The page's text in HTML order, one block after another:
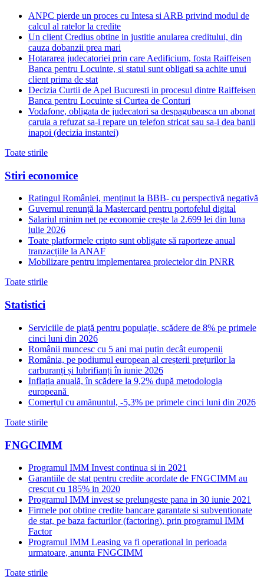
ANPC pierde un proces cu Intesa si ARB privind modul de
calcul al ratelor la credite
Un client Credius obtine in justitie anularea creditului, din
cauza dobanzii prea mari
Hotararea judecatoriei prin care Aedificium, fosta Raiffeisen
Banca pentru Locuinte, si statul sunt obligati sa achite unui
client prima de stat
Decizia Curtii de Apel Bucuresti in procesul dintre Raiffeisen
Banca pentru Locuinte si Curtea de Conturi
Vodafone, obligata de judecatori sa despagubeasca un abonat
caruia a refuzat sa-i repare un telefon stricat sau sa-i dea banii
inapoi (decizia instantei)
Toate stirile
Stiri economice
Ratingul României, menținut la BBB- cu perspectivă negativă
Guvernul renunță la Mastercard pentru portofelul digital
Salariul minim net pe economie crește la 2.699 lei din luna
iulie 2026
Toate platformele cripto sunt obligate să raporteze anual
tranzacțiile la ANAF
Mobilizare pentru implementarea proiectelor din PNRR
Toate stirile
Statistici
Serviciile de piață pentru populație, scădere de 8% pe primele
cinci luni din 2026
Românii muncesc cu 5 ani mai puțin decât europenii
România, pe podiumul european al creșterii prețurilor la
carburanți și lubrifianți în iunie 2026
Inflația anuală, în scădere la 9,2% după metodologia
europeană
Comerțul cu amănuntul, -5,3% pe primele cinci luni din 2026
Toate stirile
FNGCIMM
Programul IMM Invest continua si in 2021
Garantiile de stat pentru credite acordate de FNGCIMM au
crescut cu 185% in 2020
Programul IMM invest se prelungeste pana in 30 iunie 2021
Firmele pot obtine credite bancare garantate si subventionate
de stat, pe baza facturilor (factoring), prin programul IMM
Factor
Programul IMM Leasing va fi operational in perioada
urmatoare, anunta FNGCIMM
Toate stirile